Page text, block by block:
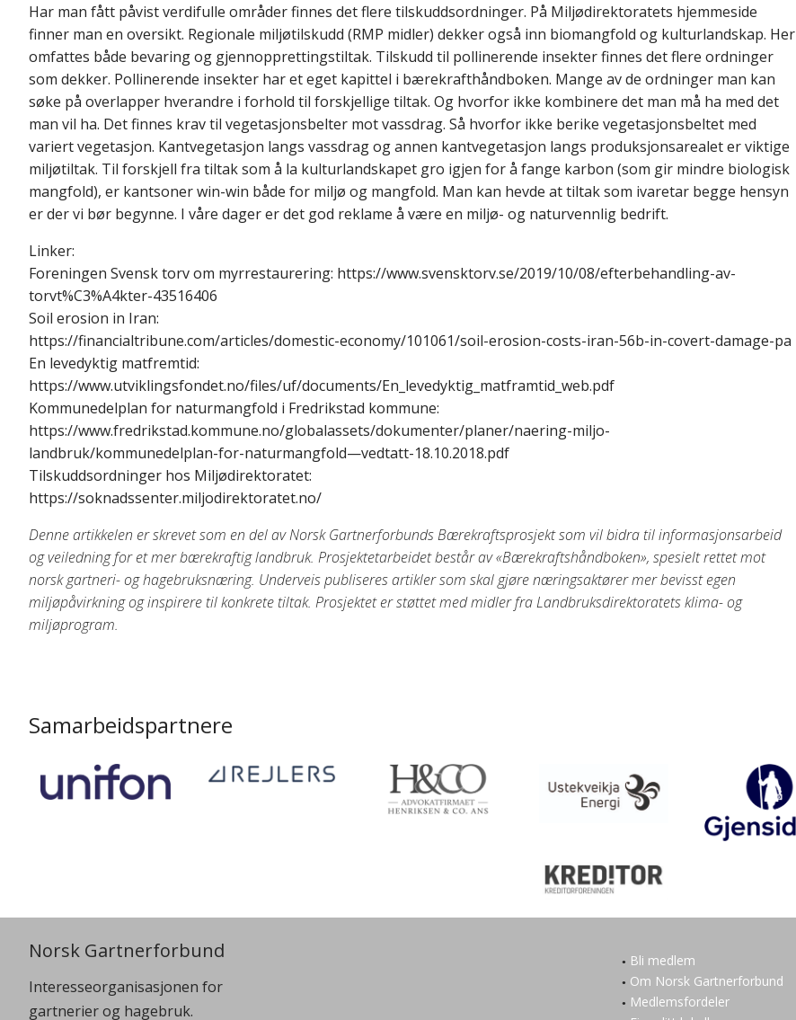
Har man fått påvist verdifulle områder finnes det flere tilskuddsordninger. På Miljødirektoratets hjemmeside
finner man en oversikt. Regionale miljøtilskudd (RMP midler) dekker også inn biomangfold og kulturlandskap. Her
omfattes både bevaring og gjennopprettingstiltak. Tilskudd til pollinerende insekter finnes det flere ordninger
som dekker. Pollinerende insekter har et eget kapittel i bærekrafthåndboken. Mange av de ordninger man kan
søke på overlapper hverandre i forhold til forskjellige tiltak. Og hvorfor ikke kombinere det man må ha med det
man vil ha. Det finnes krav til vegetasjonsbelter mot vassdrag. Så hvorfor ikke berike vegetasjonsbeltet med
variert vegetasjon. Kantvegetasjon langs vassdrag og annen kantvegetasjon langs produksjonsarealet er viktige
miljøtiltak. Til forskjell fra tiltak som å la kulturlandskapet gro igjen for å fange karbon (som gir mindre biologisk
mangfold), er kantsoner win-win både for miljø og mangfold. Man kan hevde at tiltak som ivaretar begge hensyn
er der vi bør begynne. I våre dager er det god reklame å være en miljø- og naturvennlig bedrift.
Linker:
Foreningen Svensk torv om myrrestaurering: https://www.svensktorv.se/2019/10/08/efterbehandling-av-
torvt%C3%A4kter-43516406
Soil erosion in Iran:
https://financialtribune.com/articles/domestic-economy/101061/soil-erosion-costs-iran-56b-in-covert-damage-pa
En levedyktig matfremtid:
https://www.utviklingsfondet.no/files/uf/documents/En_levedyktig_matframtid_web.pdf
Kommunedelplan for naturmangfold i Fredrikstad kommune:
https://www.fredrikstad.kommune.no/globalassets/dokumenter/planer/naering-miljo-
landbruk/kommunedelplan-for-naturmangfold—vedtatt-18.10.2018.pdf
Tilskuddsordninger hos Miljødirektoratet:
https://soknadssenter.miljodirektoratet.no/
Denne artikkelen er skrevet som en del av Norsk Gartnerforbunds Bærekraftsprosjekt som vil bidra til informasjonsarbeid
og veiledning for et mer bærekraftig landbruk. Prosjektetarbeidet består av «Bærekraftshåndboken», spesielt rettet mot
norsk gartneri- og hagebruksnæring. Underveis publiseres artikler som skal gjøre næringsaktører mer bevisst egen
miljøpåvirkning og inspirere til konkrete tiltak. Prosjektet er støttet med midler fra Landbruksdirektoratets klima- og
miljøprogram.
Samarbeidspartnere
Norsk Gartnerforbund
Interesseorganisasjonen for
gartnerier og hagebruk.
Bli medlem
Om Norsk Gartnerforbund
Medlemsfordeler